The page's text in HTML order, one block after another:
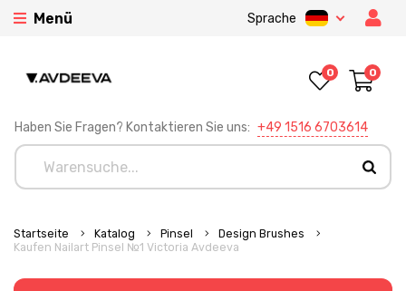
Menü Sprache
Haben Sie Fragen? Kontaktieren Sie uns: +49 1516 6703614
0 0
Startseite Katalog Pinsel
Design Brushes
Kaufen Nailart Pinsel №1 Victoria Avdeeva